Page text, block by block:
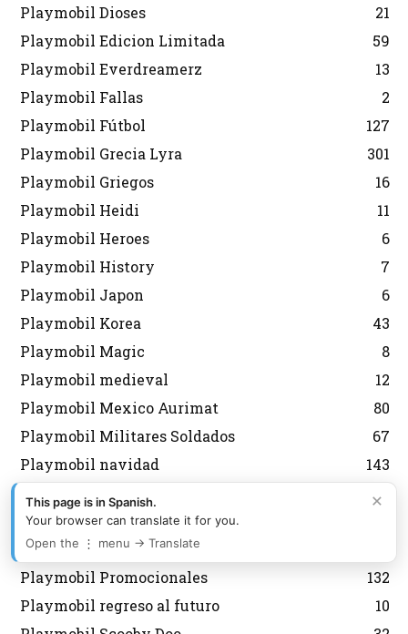
Playmobil Dioses
21
Playmobil Edicion Limitada
59
Playmobil Everdreamerz
13
Playmobil Fallas
2
Playmobil Fútbol
127
Playmobil Grecia Lyra
301
Playmobil Griegos
16
Playmobil Heidi
11
Playmobil Heroes
6
Playmobil History
7
Playmobil Japon
6
Playmobil Korea
43
Playmobil Magic
8
Playmobil medieval
12
Playmobil Mexico Aurimat
80
Playmobil Militares Soldados
67
Playmobil navidad
143
Playmobil Personalizados Custom
Playmobil Princess
Playmobil Promocionales
132
Playmobil regreso al futuro
10
×
This page is in Spanish.
Your browser can translate it for you.
Open the ⋮ menu → Translate